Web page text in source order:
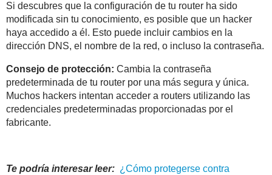
Si descubres que la configuración de tu router ha sido
modificada sin tu conocimiento, es posible que un hacker
haya accedido a él. Esto puede incluir cambios en la
dirección DNS, el nombre de la red, o incluso la contraseña.
Consejo de protección: Cambia la contraseña
predeterminada de tu router por una más segura y única.
Muchos hackers intentan acceder a routers utilizando las
credenciales predeterminadas proporcionadas por el
fabricante.
Te podría interesar leer: ¿Cómo protegerse contra